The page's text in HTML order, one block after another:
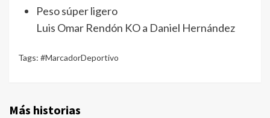
Peso súper ligero
Luis Omar Rendón KO a Daniel Hernández
Tags: #MarcadorDeportivo
Más historias